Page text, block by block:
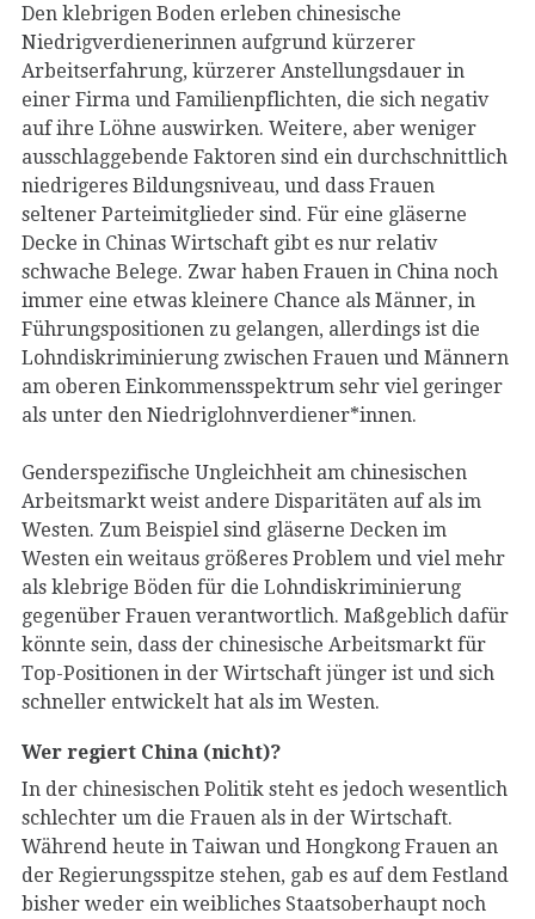
Den klebrigen Boden erleben chinesische
Niedrigverdienerinnen aufgrund kürzerer
Arbeitserfahrung, kürzerer Anstellungsdauer in
einer Firma und Familienpflichten, die sich negativ
auf ihre Löhne auswirken. Weitere, aber weniger
ausschlaggebende Faktoren sind ein durchschnittlich
niedrigeres Bildungsniveau, und dass Frauen
seltener Parteimitglieder sind. Für eine gläserne
Decke in Chinas Wirtschaft gibt es nur relativ
schwache Belege. Zwar haben Frauen in China noch
immer eine etwas kleinere Chance als Männer, in
Führungspositionen zu gelangen, allerdings ist die
Lohndiskriminierung zwischen Frauen und Männern
am oberen Einkommensspektrum sehr viel geringer
als unter den Niedriglohnverdiener*innen.
Genderspezifische Ungleichheit am chinesischen
Arbeitsmarkt weist andere Disparitäten auf als im
Westen. Zum Beispiel sind gläserne Decken im
Westen ein weitaus größeres Problem und viel mehr
als klebrige Böden für die Lohndiskriminierung
gegenüber Frauen verantwortlich. Maßgeblich dafür
könnte sein, dass der chinesische Arbeitsmarkt für
Top-Positionen in der Wirtschaft jünger ist und sich
schneller entwickelt hat als im Westen.
Wer regiert China (nicht)?
In der chinesischen Politik steht es jedoch wesentlich
schlechter um die Frauen als in der Wirtschaft.
Während heute in Taiwan und Hongkong Frauen an
der Regierungsspitze stehen, gab es auf dem Festland
bisher weder ein weibliches Staatsoberhaupt noch